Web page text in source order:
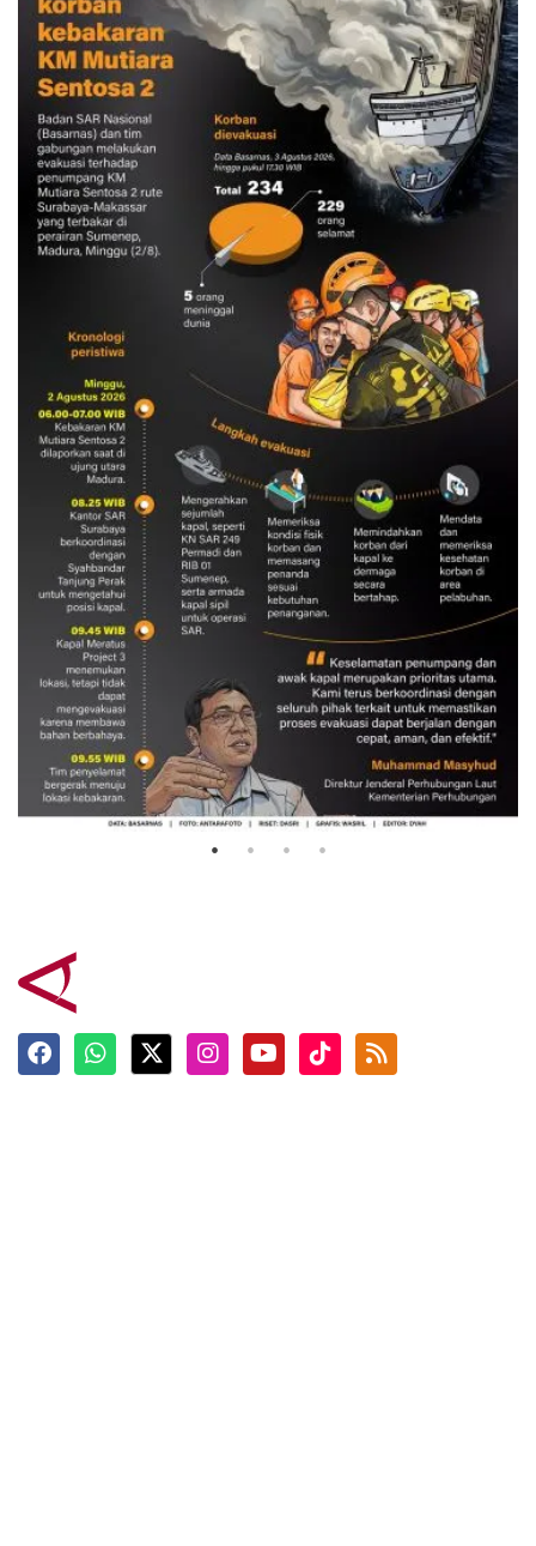
Evakuasi korban kebakaran KM
Mutiara Sentosa 2
3 Agustus 2026